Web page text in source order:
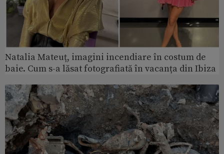
Natalia Mateuț, imagini incendiare în costum de
baie. Cum s-a lăsat fotografiată în vacanța din Ibiza